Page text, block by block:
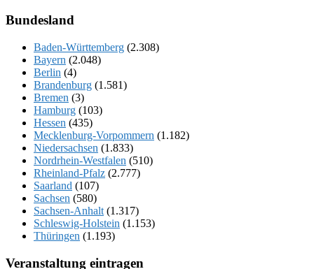
Bundesland
Baden-Württemberg (2.308)
Bayern (2.048)
Berlin (4)
Brandenburg (1.581)
Bremen (3)
Hamburg (103)
Hessen (435)
Mecklenburg-Vorpommern (1.182)
Niedersachsen (1.833)
Nordrhein-Westfalen (510)
Rheinland-Pfalz (2.777)
Saarland (107)
Sachsen (580)
Sachsen-Anhalt (1.317)
Schleswig-Holstein (1.153)
Thüringen (1.193)
Veranstaltung eintragen